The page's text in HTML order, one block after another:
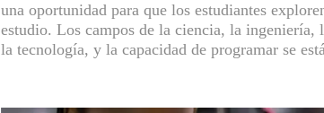
una oportunidad para que los estudiantes
estudio. Los campos de la ciencia, la ingeniería,
la tecnología, y la capacidad de programar se